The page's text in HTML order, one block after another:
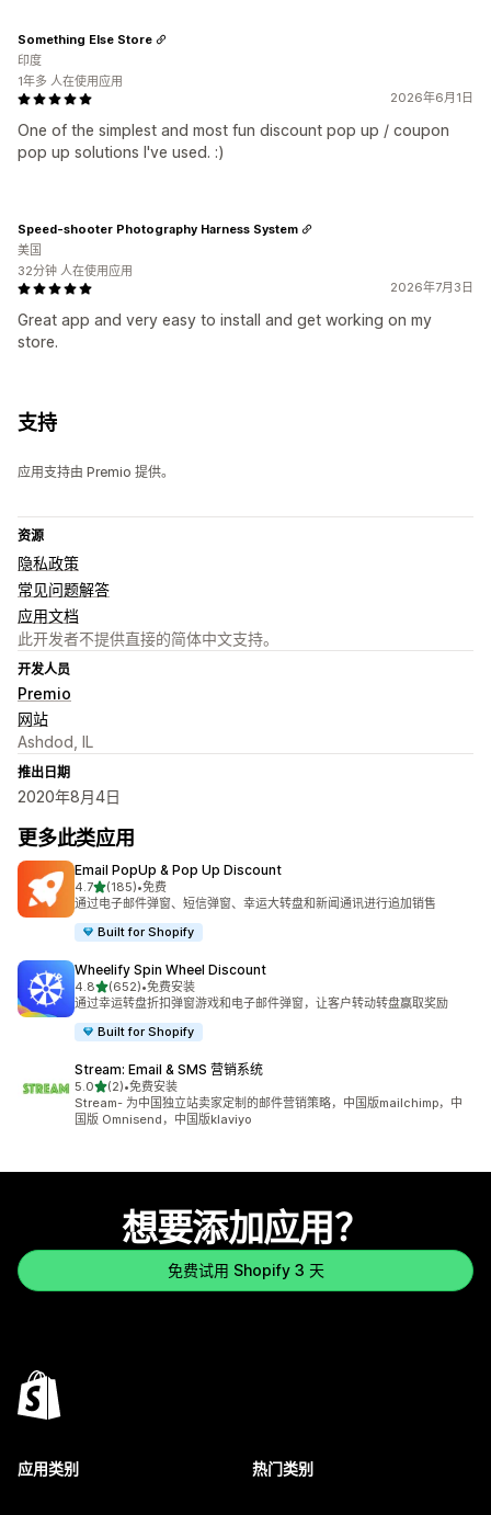
2026年6月1日
One of the simplest and most fun discount pop up / coupon
pop up solutions I've used. :)
Something Else Store
印度
1年多 人在使用应用
2026年7月3日
Great app and very easy to install and get working on my
store.
Speed-shooter Photography Harness System
美国
32分钟 人在使用应用
支持
应用支持由 Premio 提供。
资源
隐私政策
常见问题解答
应用文档
此开发者不提供直接的简体中文支持。
开发人员
Premio
网站
Ashdod, IL
推出日期
2020年8月4日
更多此类应用
Email PopUp & Pop Up Discount
4.7星（满分 5 星）
(185)
总共 185 条评论
•免费
通过电子邮件弹窗、短信弹窗、幸运大转盘和新闻通讯进行追加销售
Built for Shopify
Wheelify Spin Wheel Discount
4.8星（满分 5 星）
(652)
总共 652 条评论
•免费安装
通过幸运转盘折扣弹窗游戏和电子邮件弹窗，让客户转动转盘赢取奖励
Built for Shopify
Stream: Email & SMS 营销系统
5.0星（满分 5 星）
(2)
总共 2 条评论
•免费安装
Stream- 为中国独立站卖家定制的邮件营销策略，中国版mailchimp，中
国版 Omnisend，中国版klaviyo
想要添加应用？
免费试用 Shopify 3 天
应用类别 热门类别